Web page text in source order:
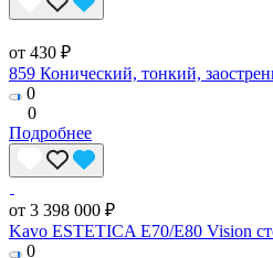
от 430 ₽
859 Конический, тонкий,
0
0
Подробнее
от 3 398 000 ₽
Kavo ESTETICA E70/E80 Vision
0